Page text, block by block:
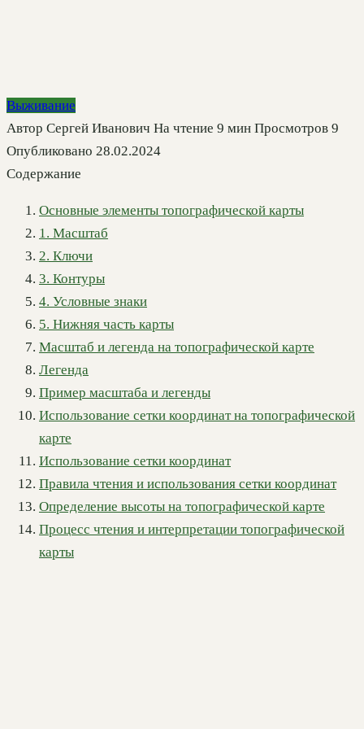
Выживание
Автор Сергей Иванович На чтение 9 мин Просмотров 9
Опубликовано 28.02.2024
Содержание
Основные элементы топографической карты
1. Масштаб
2. Ключи
3. Контуры
4. Условные знаки
5. Нижняя часть карты
Масштаб и легенда на топографической карте
Легенда
Пример масштаба и легенды
Использование сетки координат на топографической
карте
Использование сетки координат
Правила чтения и использования сетки координат
Определение высоты на топографической карте
Процесс чтения и интерпретации топографической
карты